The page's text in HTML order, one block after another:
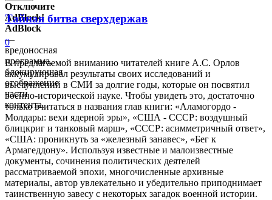
Отключите
AdBlock!
AdBlock
—
вредоносная
программа,
блокирующая
отображение
части
контента.
Тайная битва сверхдержав
0
В предлагаемой вниманию читателей книге А.С. Орлов
аккумулировал результаты своих исследований и
выступлений в СМИ за долгие годы, которые он посвятил
военно-исторической науке. Чтобы увидеть это, достаточно
только вчитаться в названия глав книги: «Аламогордо -
Молдары: вехи ядерной эры», «США - СССР: воздушный
блицкриг и танковый марш», «СССР: асимметричный ответ»,
«США: проникнуть за «железный занавес», «Бег к
Армагеддону». Используя известные и малоизвестные
документы, сочинения политических деятелей
рассматриваемой эпохи, многочисленные архивные
материалы, автор увлекательно и убедительно приподнимает
таинственную завесу с некоторых загадок военной истории.